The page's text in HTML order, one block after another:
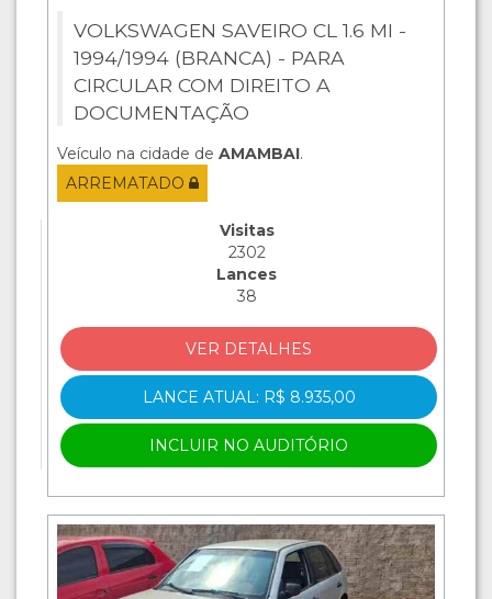
VOLKSWAGEN SAVEIRO CL 1.6 MI -
1994/1994 (BRANCA) - PARA
CIRCULAR COM DIREITO A
DOCUMENTAÇÃO
Veículo na cidade de AMAMBAI.
ARREMATADO
Visitas
2302
Lances
38
VER DETALHES
LANCE ATUAL: R$ 8.935,00
INCLUIR NO AUDITÓRIO